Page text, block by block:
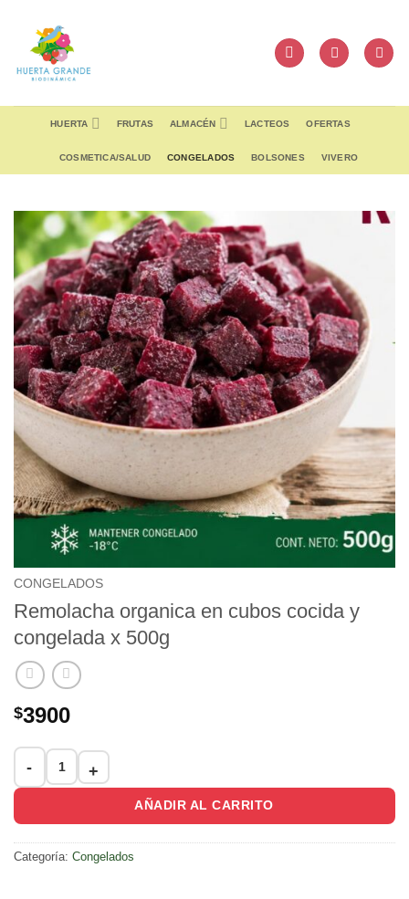
content
HUERTA FRUTAS ALMACÉN LACTEOS OFERTAS
COSMETICA/SALUD CONGELADOS BOLSONES VIVERO
CONGELADOS
Remolacha organica en cubos cocida y
congelada x 500g
$3900
Remolacha organica en cubos cocida y congelada x 500g
AÑADIR AL CARRITO
Categoría: Congelados